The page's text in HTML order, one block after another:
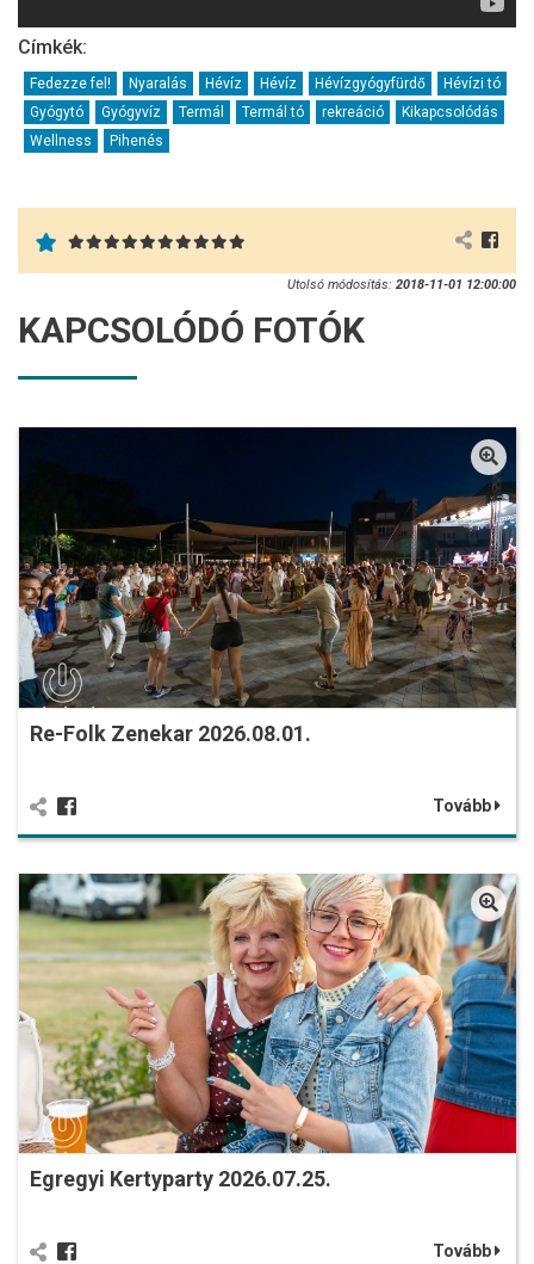
Címkék:
Fedezze fel! Nyaralás Hévíz Hévíz Hévízgyógyfürdő
Hévízi tó
Gyógytó
Gyógyvíz Termál Termál tó rekreáció
Kikapcsolódás
Wellness
Pihenés
Utolsó módosítás: 2018-11-01 12:00:00
KAPCSOLÓDÓ FOTÓK
Re-Folk Zenekar 2026.08.01.
Tovább
Egregyi Kertyparty 2026.07.25.
Tovább